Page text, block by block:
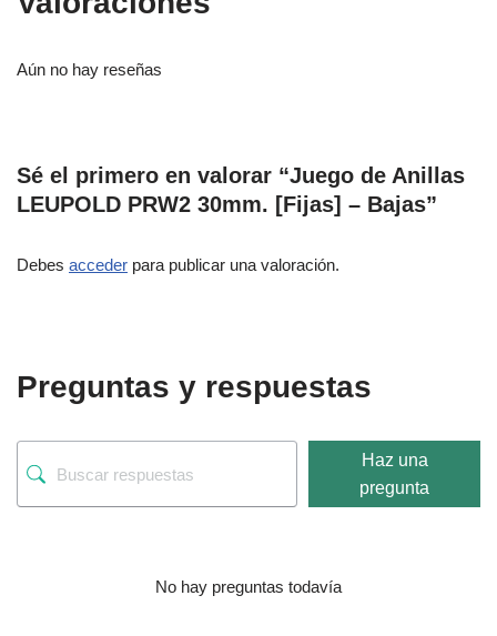
Aún no hay reseñas
Sé el primero en valorar “Juego de Anillas
LEUPOLD PRW2 30mm. [Fijas] – Bajas”
Debes acceder para publicar una valoración.
Preguntas y respuestas
Haz una
pregunta
No hay preguntas todavía